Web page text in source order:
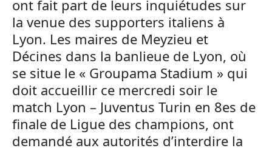
ont fait part de leurs inquiétudes sur
la venue des supporters italiens à
Lyon. Les maires de Meyzieu et
Décines dans la banlieue de Lyon, où
se situe le « Groupama Stadium » qui
doit accueillir ce mercredi soir le
match Lyon – Juventus Turin en 8es de
finale de Ligue des champions, ont
demandé aux autorités d’interdire la